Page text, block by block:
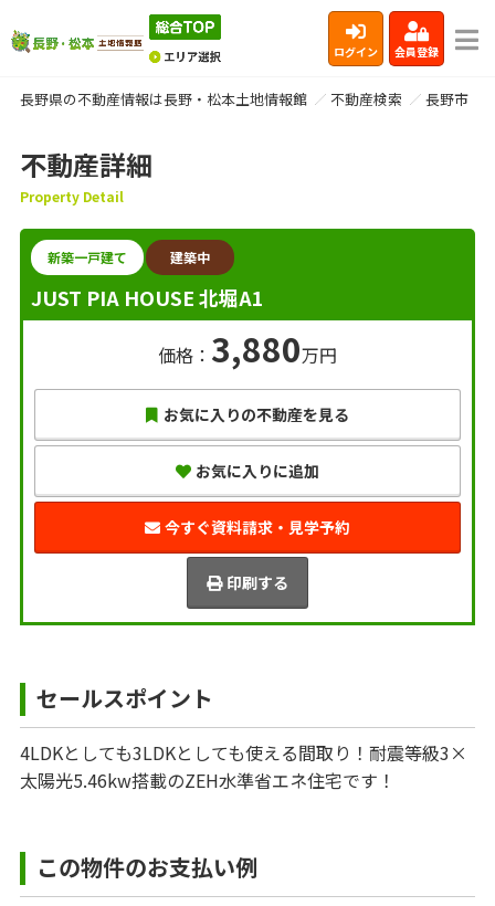
ログイン 会員登録
長野県の不動産情報は長野・松本土地情報館 不動産検索 長野市
不動産詳細
Property Detail
新築一戸建て 建築中
JUST PIA HOUSE 北堀A1
価格： 3,880万円
お気に入りの不動産を見る
お気に入りに追加
今すぐ資料請求・見学予約
印刷する
セールスポイント
4LDKとしても3LDKとしても使える間取り！耐震等級3×
太陽光5.46kw搭載のZEH水準省エネ住宅です！
この物件のお支払い例